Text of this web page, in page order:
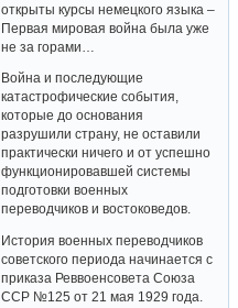
открыты курсы немецкого языка –
Первая мировая война была уже
не за горами…
Война и последующие
катастрофические события,
которые до основания
разрушили страну, не оставили
практически ничего и от успешно
функционировавшей системы
подготовки военных
переводчиков и востоковедов.
История военных переводчиков
советского периода начинается с
приказа Реввоенсовета Союза
ССР №125 от 21 мая 1929 года.